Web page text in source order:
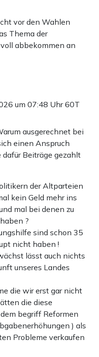
vor den Wahlen
Thema der
abbekommen an
um 07:48 Uhr60T
ausgerechnet bei
einen Anspruch
Beiträge gezahlt
der Altparteien
kein Geld mehr ins
mal bei denen zu
?
sind schon 35
nicht haben !
lässt auch nichts
unseres Landes
die wir erst gar nicht
die diese
begriff Reformen
) als
Probleme verkaufen